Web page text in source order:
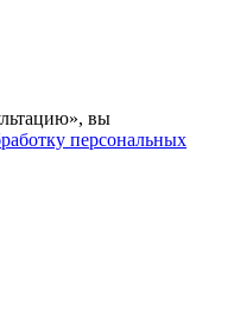
вы
персональных
в The Riviera Wongamat